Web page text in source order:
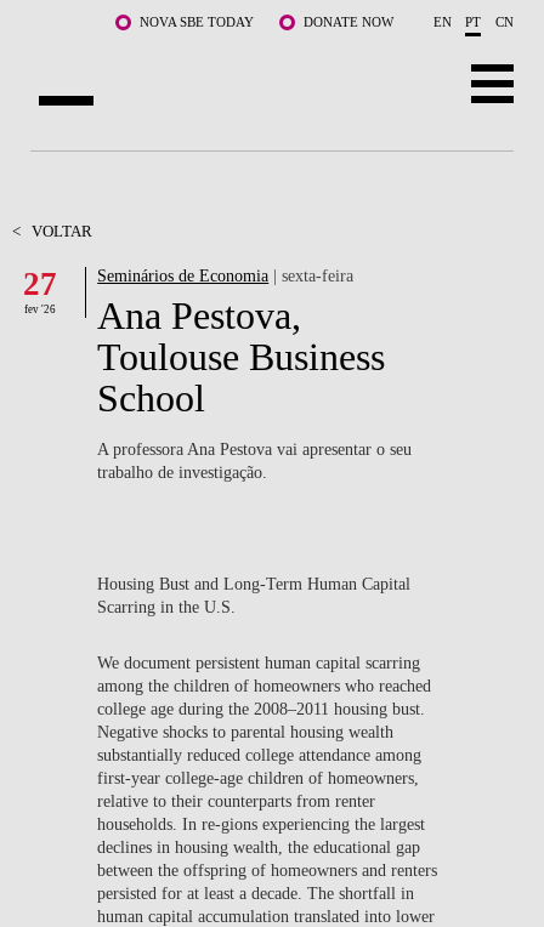
Saltar para o conteúdo principalNOVA SBE TODAY DONATE NOW EN PT CN
DOCENTES E INVESTIGAÇÃO
COMUNIDADE
LIFE AT NOVA SBE
WHAT'S HAPPENING
< VOLTAR
27
fev '26
Seminários de Economia | sexta-feira
Ana Pestova,
Toulouse Business
School
A professora Ana Pestova vai apresentar o seu
trabalho de investigação.
Housing Bust and Long-Term Human Capital
Scarring in the U.S.
We document persistent human capital scarring
among the children of homeowners who reached
college age during the 2008–2011 housing bust.
Negative shocks to parental housing wealth
substantially reduced college attendance among
first-year college-age children of homeowners,
relative to their counterparts from renter
households. In re-gions experiencing the largest
declines in housing wealth, the educational gap
between the offspring of homeowners and renters
persisted for at least a decade. The shortfall in
human capital accumulation translated into lower